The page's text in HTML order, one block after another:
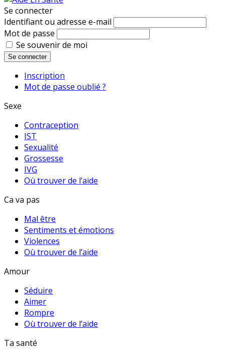
Se connecter
Identifiant ou adresse e-mail
Mot de passe
Se souvenir de moi
Se connecter
Inscription
Mot de passe oublié ?
Sexe
Contraception
IST
Sexualité
Grossesse
IVG
Où trouver de l’aide
Ca va pas
Mal être
Sentiments et émotions
Violences
Où trouver de l’aide
Amour
Séduire
Aimer
Rompre
Où trouver de l’aide
Ta santé